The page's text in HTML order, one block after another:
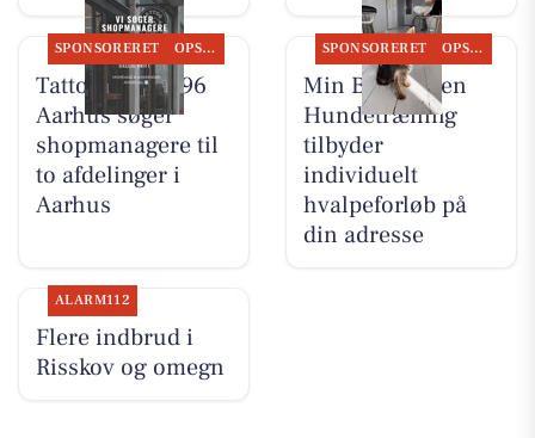
SPONSORERET OPSLAGSTAVLEN
Tattoo Studio 96
Aarhus søger
shopmanagere til
to afdelinger i
Aarhus
SPONSORERET OPSLAGSTAVLEN
Min Bedste Ven
Hundetræning
tilbyder
individuelt
hvalpeforløb på
din adresse
ALARM112
Flere indbrud i
Risskov og omegn